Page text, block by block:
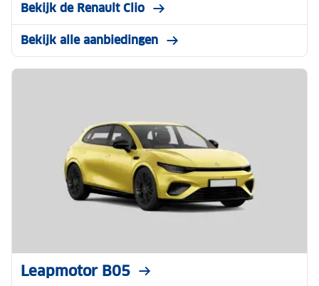
Bekijk de Renault Clio
Bekijk alle aanbiedingen
Leapmotor B05